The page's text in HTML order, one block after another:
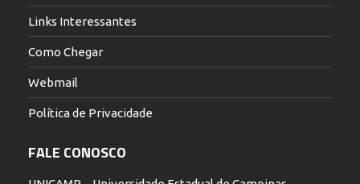
Links Interessantes
Como Chegar
Webmail
Política de Privacidade
FALE CONOSCO